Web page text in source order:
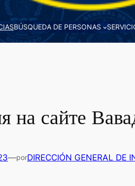
BÚSQUEDA DE PERSONAS
на сайте
—porDIRECCIÓN GENERAL DE